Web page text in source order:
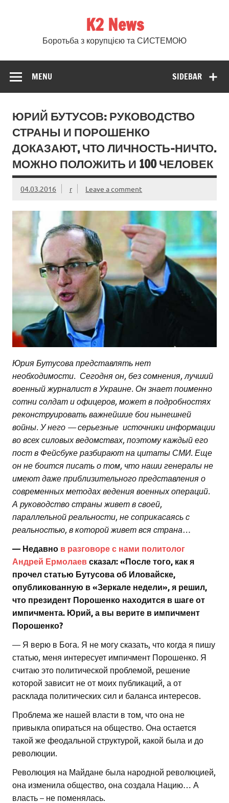
K2 News
Боротьба з корупцією та СИСТЕМОЮ
SIDEBAR
MENU
ЮРИЙ БУТУСОВ: РУКОВОДСТВО
СТРАНЫ И ПОРОШЕНКО
ДОКАЗАЮТ, ЧТО ЛИЧНОСТЬ–НИЧТО.
МОЖНО ПОЛОЖИТЬ И 100 ЧЕЛОВЕК
04.03.2016 r Leave a comment
Юрия Бутусова представлять нет
необходимости. Сегодня он, без сомнения, лучший
военный журналист в Украине. Он знает поименно
сотни солдат и офицеров, может в подробностях
реконструировать важнейшие бои нынешней
войны. У него — серьезные источники информации
во всех силовых ведомствах, поэтому каждый его
пост в Фейсбуке разбирают на цитаты СМИ. Еще
он не боится писать о том, что наши генералы не
имеют даже приблизительного представления о
современных методах ведения военных операций.
А руководство страны живет в своей,
параллельной реальности, не соприкасаясь с
реальностью, в которой живет вся страна…
— Недавно в разговоре с нами политолог
Андрей Ермолаевсказал: «После того, как я
прочел статью Бутусова об Иловайске,
опубликованную в «Зеркале недели», я решил,
что президент Порошенко находится в шаге от
импичмента. Юрий, а вы верите в импичмент
Порошенко?
— Я верю в Бога. Я не могу сказать, что когда я пишу
статью, меня интересует импичмент Порошенко. Я
считаю это политической проблемой, решение
которой зависит не от моих публикаций, а от
расклада политических сил и баланса интересов.
Проблема же нашей власти в том, что она не
привыкла опираться на общество. Она остается
такой же феодальной структурой, какой была и до
революции.
Революция на Майдане была народной революцией,
она изменила общество, она создала Нацию… А
власть – не поменялась.